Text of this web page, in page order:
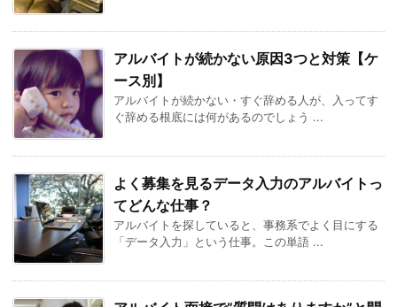
アルバイトが続かない原因3つと対策【ケ
ース別】
アルバイトが続かない・すぐ辞める人が、入ってす
ぐ辞める根底には何があるのでしょう ...
よく募集を見るデータ入力のアルバイトっ
てどんな仕事？
アルバイトを探していると、事務系でよく目にする
「データ入力」という仕事。この単語 ...